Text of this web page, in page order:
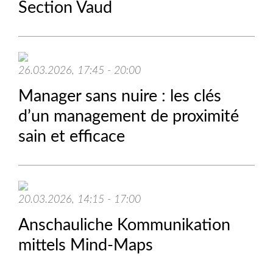
Section Vaud
26.03.2026, 17:45 - 20:00
Manager sans nuire : les clés
d’un management de proximité
sain et efficace
20.03.2026, 14:15 - 17:00
Anschauliche Kommunikation
mittels Mind-Maps